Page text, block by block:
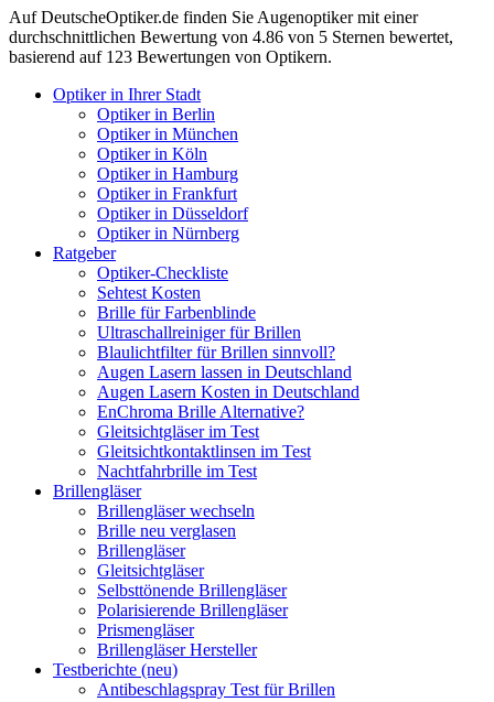
AufDeutscheOptiker.de finden Sie Augenoptiker mit einer
durchschnittlichen Bewertung von 4.86 von 5 Sternen bewertet,
basierend auf 123 Bewertungen von Optikern.
Optiker in Ihrer Stadt
Optiker in Berlin
Optiker in München
Optiker in Köln
Optiker in Hamburg
Optiker in Frankfurt
Optiker in Düsseldorf
Optiker in Nürnberg
Ratgeber
Optiker-Checkliste
Sehtest Kosten
Brille für Farbenblinde
Ultraschallreiniger für Brillen
Blaulichtfilter für Brillen sinnvoll?
Augen Lasern lassen in Deutschland
Augen Lasern Kosten in Deutschland
EnChroma Brille Alternative?
Gleitsichtgläser im Test
Gleitsichtkontaktlinsen im Test
Nachtfahrbrille im Test
Brillengläser
Brillengläser wechseln
Brille neu verglasen
Brillengläser
Gleitsichtgläser
Selbsttönende Brillengläser
Polarisierende Brillengläser
Prismengläser
Brillengläser Hersteller
Testberichte (neu)
Antibeschlagspray Test für Brillen